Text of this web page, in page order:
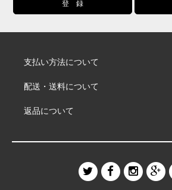
支払い方法について
配送・送料について
返品について